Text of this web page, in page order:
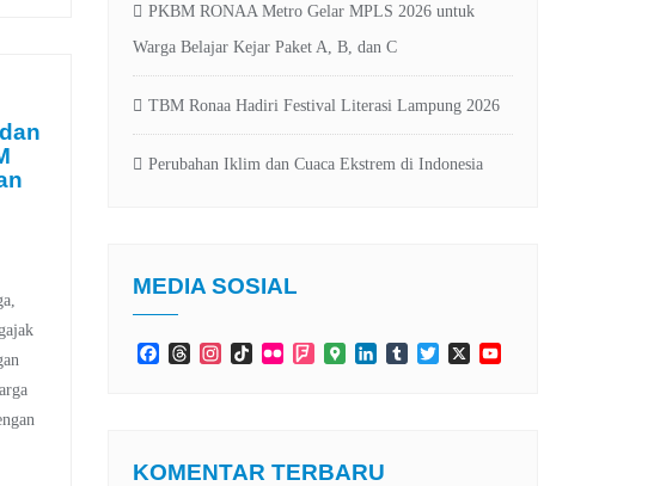
PKBM RONAA Metro Gelar MPLS 2026 untuk
Warga Belajar Kejar Paket A, B, dan C
TBM Ronaa Hadiri Festival Literasi Lampung 2026
Perubahan Iklim dan Cuaca Ekstrem di Indonesia
MEDIA SOSIAL
FacebookThreadsInstagramTikTokFlickr Foursquare
GoogleLinkedInTumblrTwitter
X
KOMENTAR TERBARU